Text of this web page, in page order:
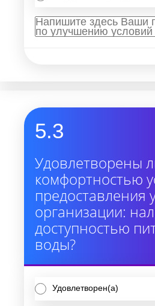
5.3
Удовлетворены
комфортностью
предоставления
организации:
доступностью
воды?
Удовлетворен(а)